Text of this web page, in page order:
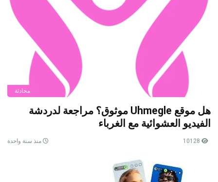
محادثة
هل موقع Uhmegle موثوق؟ مراجعة لدردشة
الفيديو العشوائية مع الغرباء
منذ سنة واحدة